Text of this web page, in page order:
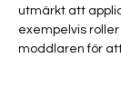
utmärkt att
exempelvis
moddlaren för